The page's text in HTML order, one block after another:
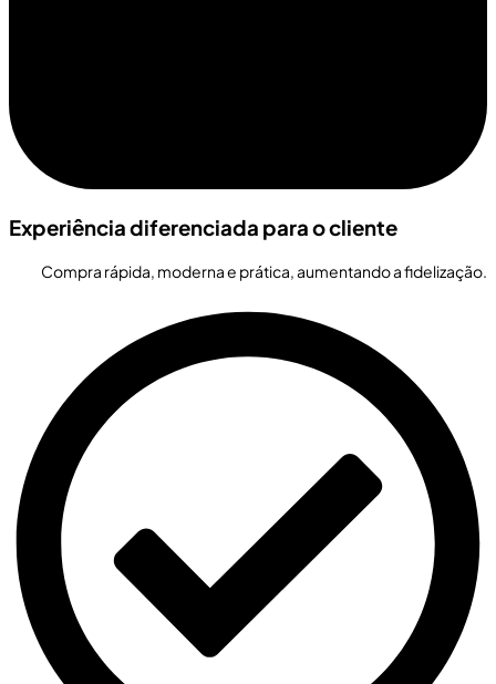
Experiência diferenciada para o cliente
Compra rápida, moderna e prática, aumentando a fidelização.